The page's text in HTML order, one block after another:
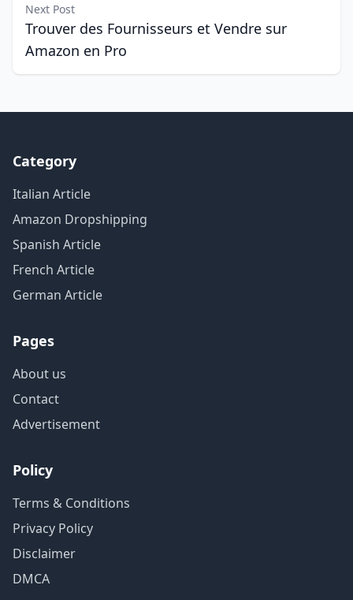
Next Post
Trouver des Fournisseurs et Vendre sur
Amazon en Pro
Category
Italian Article
Amazon Dropshipping
Spanish Article
French Article
German Article
Pages
About us
Contact
Advertisement
Policy
Terms & Conditions
Privacy Policy
Disclaimer
DMCA